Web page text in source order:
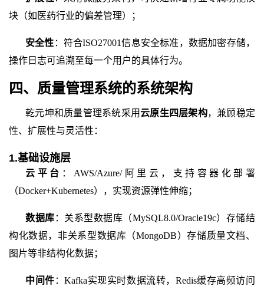
块（如医药行业的偏差管理）；
安全性 ：符合ISO27001信息安全标准，数据加密存储，
操作日志可追溯至每一个用户的具体行为。
四、质量管理系统的系统架构
乾元坤和质量管理系统采用云原生四层架构，兼顾稳定
性、扩展性与灵活性：
1.基础设施层
云平台 ： AWS/Azure/阿里云，支持容器化部署
（Docker+Kubernetes），实现资源弹性伸缩；
数据库 ：关系型数据库（MySQL8.0/Oracle19c）存储结
构化数据，非关系型数据库（MongoDB）存储质量文档、
图片等非结构化数据；
中间件 ：Kafka实现实时数据流转，Redis缓存高频访问